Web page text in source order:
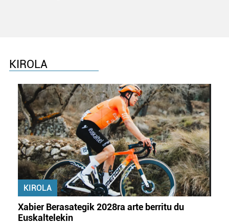
KIROLA
KIROLA
Xabier Berasategik 2028ra arte berritu du
Euskaltelekin